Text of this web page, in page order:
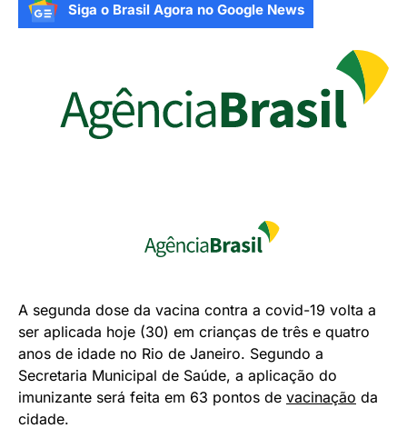
Siga o Brasil Agora no Google News
A segunda dose da vacina contra a covid-19 volta a
ser aplicada hoje (30) em crianças de três e quatro
anos de idade no Rio de Janeiro. Segundo a
Secretaria Municipal de Saúde, a aplicação do
imunizante será feita em 63 pontos de vacinação da
cidade.